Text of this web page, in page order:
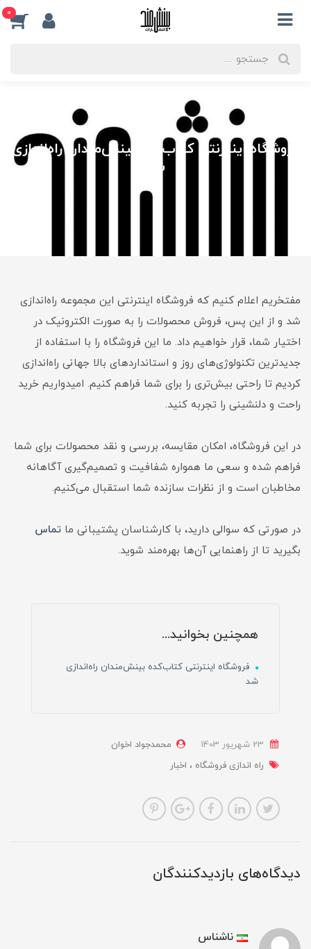
0
فروشگاه اینترنتی کتاب‌کده بینش‌مندان راه‌اندازی
شد
مفتخریم اعلام کنیم که فروشگاه اینترنتی این مجموعه راه‌اندازی
شد و از این پس، فروش محصولات را به صورت الکترونیک در
اختیار شما، قرار خواهیم داد. ما این فروشگاه را با استفاده از
جدیدترین تکنولوژی‌های روز و استانداردهای بالا جهانی راه‌اندازی
کردیم تا راحتی بیش‌تری را برای شما فراهم کنیم. امیدواریم خرید
راحت و دلنشینی را تجربه کنید.
در این فروشگاه، امکان مقایسه، بررسی و نقد محصولات برای شما
فراهم شده و سعی ما همواره شفافیت و تصمیم‌گیری آگاهانه
مخاطبان است و از نظرات سازنده شما استقبال می‌کنیم.
در صورتی که سوالی دارید، با کارشناسان پشتیبانی ما تماس
بگیرید تا از راهنمایی آن‌ها بهره‌مند شوید.
همچنین بخوانید...
فروشگاه اینترنتی کتاب‌کده بینش‌مندان راه‌اندازی
شد
محمدجواد اخوان
راه اندازی فروشگاه
اخبار
دیدگاه‌های بازدیدکنندگان
ناشناس